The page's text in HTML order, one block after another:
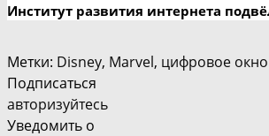
Институт развития интернета
Метки: Disney, Marvel, цифровое окно
Подписаться
авторизуйтесь
Уведомить о